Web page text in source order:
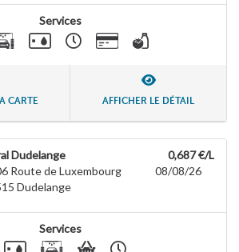
Services
CARTE AFFICHER LE DÉTAIL
Dudelange
Route de Luxembourg
Dudelange
0,687 €/L
08/08/26
Services